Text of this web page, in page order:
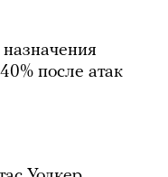
после атак